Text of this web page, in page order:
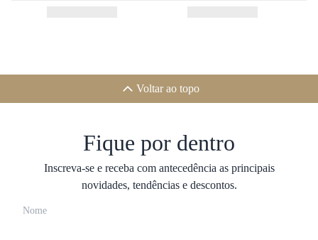
Voltar ao topo
Fique por dentro
Inscreva-se e receba com antecedência as principais
novidades, tendências e descontos.